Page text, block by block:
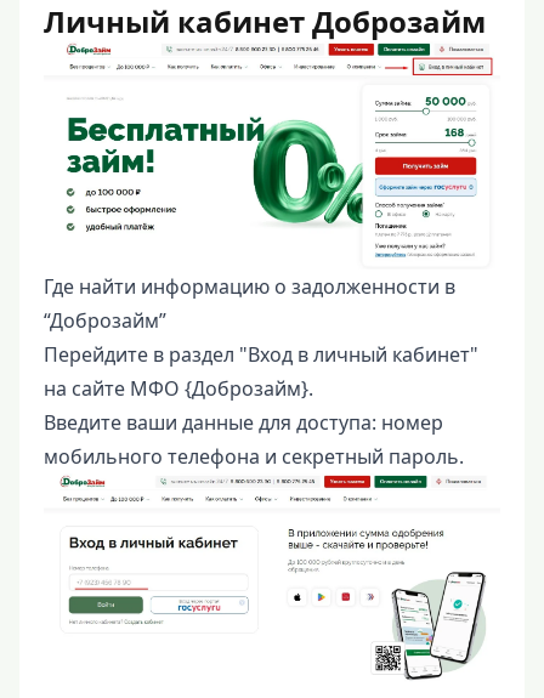
Личный кабинет Доброзайм
Где найти информацию о задолженности в
“Доброзайм”
Перейдите в раздел "Вход в личный кабинет"
на сайте МФО {Доброзайм}.
Введите ваши данные для доступа: номер
мобильного телефона и секретный пароль.